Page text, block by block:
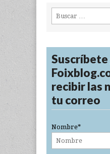
Buscar:
recibir las
tu correo
Nombre*